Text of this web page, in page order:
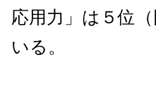
応用力」は５位
いる。